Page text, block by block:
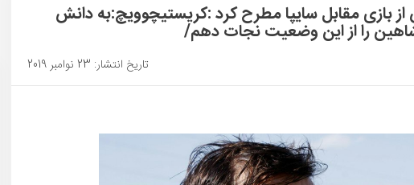
بازی مقابل سایپا مطرح کرد :کریستیچوویچ:به دانش
شاهین را از این وضعیت نجات دهم/
تاریخ انتشار: 23 نوامبر 2019